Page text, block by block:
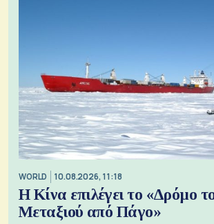
WORLD 10.08.2026, 11:18
Η Κίνα επιλέγει το «Δρόμο
Μεταξιού από Πάγο»